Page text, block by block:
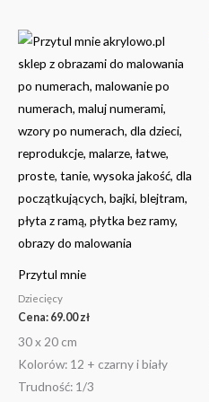
Przytul mnie
Dziecięcy
Cena: 69.00zł
30 x 20 cm
Kolorów: 12 + czarny i biały
Trudność: 1/3
Ten
produkt
ma
wiele
wariantów.
Opcje
można
wybrać
na
stronie